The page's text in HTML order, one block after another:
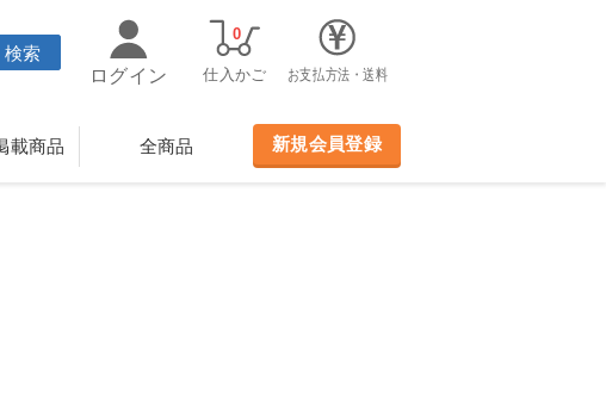
検索
ログイン
仕入かご
0
お支払方法・送料
載商品 全商品 新規会員登録